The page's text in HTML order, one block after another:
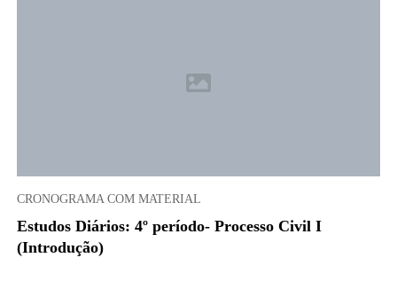
CRONOGRAMA COM MATERIAL
Estudos Diários: 4º período- Processo Civil I
(Introdução)